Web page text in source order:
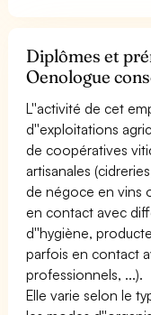
Diplômes et
Oenologue
L''activité de cet
d''exploitations
de coopératives
artisanales
de négoce en vins
en contact avec
d''hygiène,
parfois en contact
professionnels, ...).
Elle varie selon le